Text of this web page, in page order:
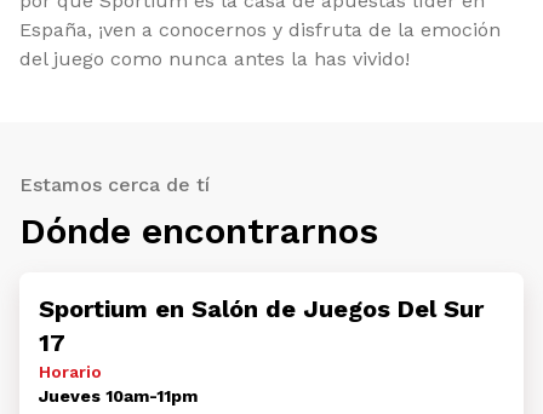
España, ¡ven a conocernos y disfruta de la emoción
del juego como nunca antes la has vivido!
Estamos cerca de tí
Dónde encontrarnos
Sportium en Salón de Juegos Del Sur
17
Horario
Jueves 10am-11pm